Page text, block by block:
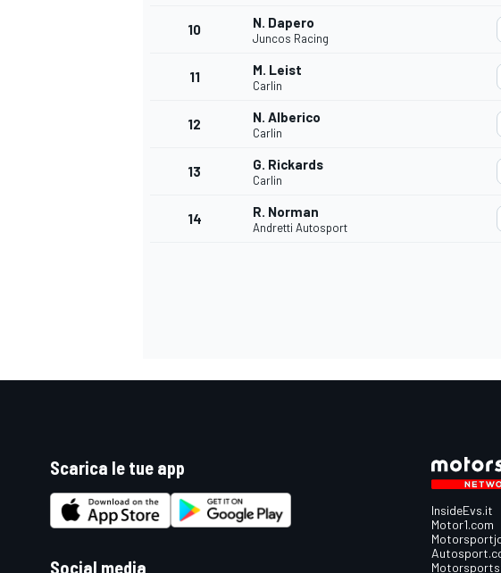
10 N. Dapero
Juncos Racing
11 M. Leist
Carlin
12 N. Alberico
Carlin
13 G. Rickards
Carlin
14 R. Norman
Andretti Autosport
Scarica le tue app
Social media
InsideEvs.it
Motor1.com